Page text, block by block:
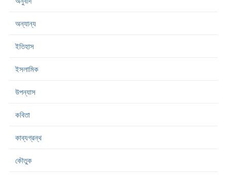
অন্যান্য
ইতিহাস
ইসলামিক
উপন্যাস
কবিতা
কাব্যগ্রন্থ
কৌতুক